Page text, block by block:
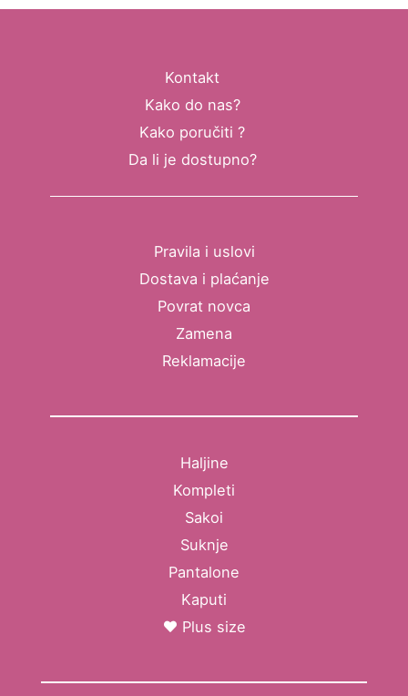
Kontakt
Kako do nas?
Kako poručiti ?
Da li je dostupno?
Pravila i uslovi
Dostava i plaćanje
Povrat novca
Zamena
Reklamacije
Haljine
Kompleti
Sakoi
Suknje
Pantalone
Kaputi
Plus size